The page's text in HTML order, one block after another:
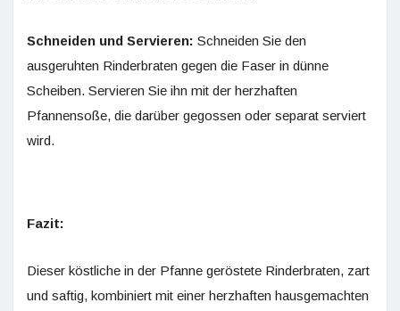
Schneiden und Servieren: Schneiden Sie den
ausgeruhten Rinderbraten gegen die Faser in dünne
Scheiben. Servieren Sie ihn mit der herzhaften
Pfannensoße, die darüber gegossen oder separat serviert
wird.
Fazit:
Dieser köstliche in der Pfanne geröstete Rinderbraten, zart
und saftig, kombiniert mit einer herzhaften hausgemachten